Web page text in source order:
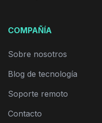
COMPAÑÍA
Sobre nosotros
Blog de tecnología
Soporte remoto
Contacto